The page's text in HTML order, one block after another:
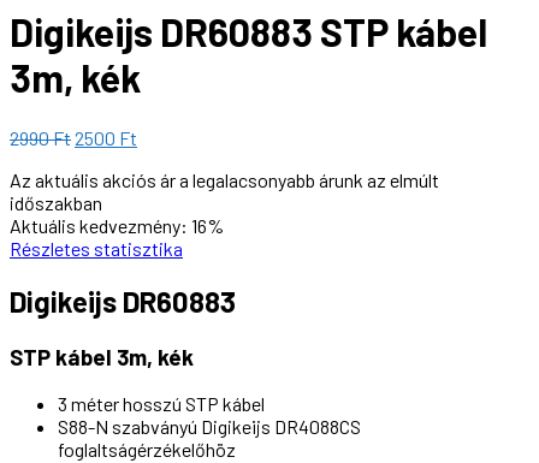
Digikeijs DR60883 STP kábel
3m, kék
2990FtOriginal
was:
2990 Ft.
2500 Ft
is:
Az aktuális akciós ár a legalacsonyabb árunk az elmúlt
időszakban
Aktuális kedvezmény: 16%
Részletes statisztika
Digikeijs DR60883
STP kábel 3m, kék
3 méter hosszú STP kábel
S88-N szabványú Digikeijs DR4088CS
foglaltságérzékelőhöz